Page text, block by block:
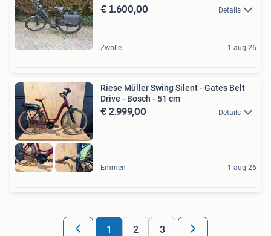
€ 1.600,00 Details
Zwolle 1 aug 26
Riese Müller Swing Silent - Gates Belt
Drive - Bosch - 51 cm
€ 2.999,00 Details
Emmen 1 aug 26
1 2 3